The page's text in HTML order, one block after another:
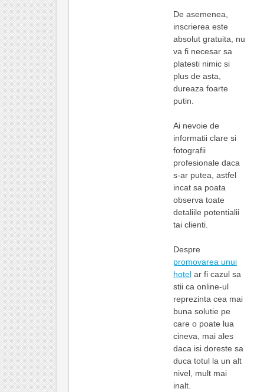
De asemenea,
inscrierea este
absolut gratuita, nu
va fi necesar sa
platesti nimic si
plus de asta,
dureaza foarte
putin.
Ai nevoie de
informatii clare si
fotografii
profesionale daca
s-ar putea, astfel
incat sa poata
observa toate
detaliile potentialii
tai clienti.
Despre
promovarea unui
hotelar fi cazul sa
stii ca online-ul
reprezinta cea mai
buna solutie pe
care o poate lua
cineva, mai ales
daca isi doreste sa
duca totul la un alt
nivel, mult mai
inalt.